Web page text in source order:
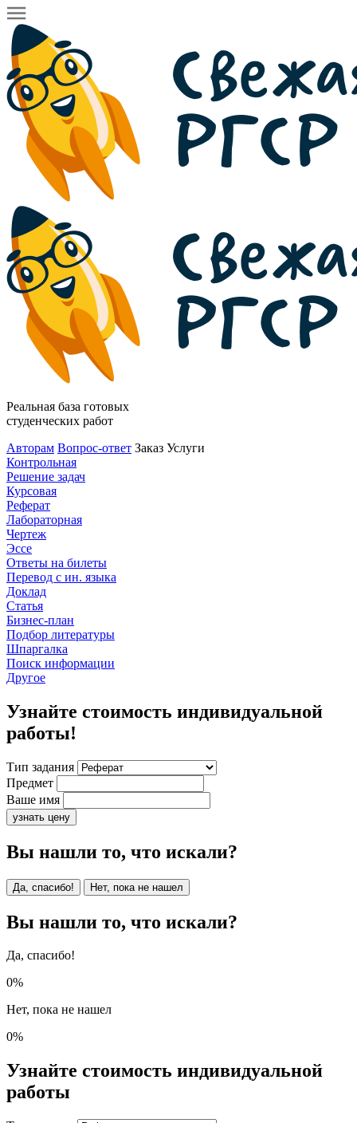
Реальная база готовых
студенческих работ
Авторам Вопрос-ответ Заказ Услуги
Контрольная
Решение задач
Курсовая
Реферат
Лабораторная
Чертеж
Эссе
Ответы на билеты
Перевод с ин. языка
Доклад
Статья
Бизнес-план
Подбор литературы
Шпаргалка
Поиск информации
Другое
Узнайте стоимость индивидуальной
работы!
Тип задания
Предмет
Ваше имя
узнать цену
Вы нашли то, что искали?
Да, спасибо! Нет, пока не нашел
Вы нашли то, что искали?
Да, спасибо!
0%
Нет, пока не нашел
0%
Узнайте стоимость индивидуальной
работы